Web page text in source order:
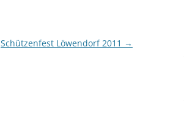
Schützenfest Löwendorf 2011 →